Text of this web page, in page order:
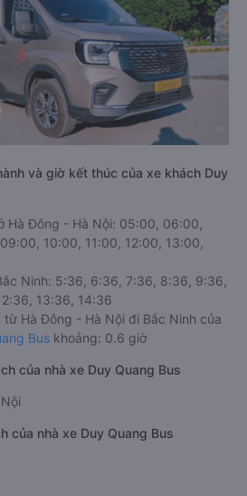
và giờ kết thúc của xe khách Duy
Hà Đông - Hà Nội: 05:00, 06:00,
10:00, 11:00, 12:00, 13:00,
Ninh: 5:36, 6:36, 7:36, 8:36, 9:36,
13:36, 14:36
Bus
của nhà xe Duy Quang Bus